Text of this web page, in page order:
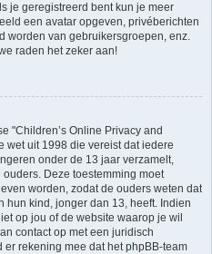
je geregistreerd bent kun je meer
een avatar opgeven, privéberichten
worden van gebruikersgroepen, enz.
raden het zeker aan!
"Children’s Online Privacy and
wet uit 1998 die vereist dat iedere
onder de 13 jaar verzamelt,
Deze toestemming moet
worden, zodat de ouders weten dat
kind, jonger dan 13, heeft. Indien
op jou of de website waarop je wil
contact op met een juridisch
rekening mee dat het phpBB-team